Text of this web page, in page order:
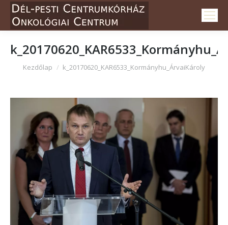
Itt vagy:
Kezdőlap k_20170620_KAR6533_Kormányhu_ÁrvaiKároly